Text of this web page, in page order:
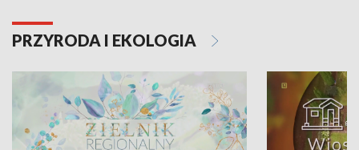
PRZYRODA I EKOLOGIA